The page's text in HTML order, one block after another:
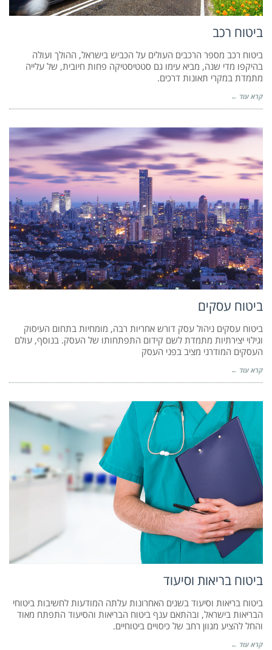
ביטוח רכב
ביטוח רכב מספר הרכבים העולים על הכביש בישראל, ההולך ועולה
בהיקפו מדי שנה, מביא עימו גם סטטיסטיקה פחות חיובית, של עלייה
מתמדת במקרי תאונות דרכים.
קרא עוד ←
ביטוח עסקים
ביטוח עסקים ניהול עסק דורש אחריות רבה, מומחיות בתחום העיסוק
וגילוי יצירתיות מתמדת לשם קידום התפתחותו של העסק. בנוסף, עולם
העסקים המודרני מציב בפני העסק
קרא עוד ←
ביטוח בריאות וסיעוד
ביטוח בריאות וסיעוד בשנים האחרונות עלתה המודעות לחשיבות ביטוחי
הבריאות בישראל, ובהתאם ענף ביטוח הבריאות והסיעוד התפתח מאוד
והחל להציע מגוון רחב של כיסויים ביטוחיים.
קרא עוד ←